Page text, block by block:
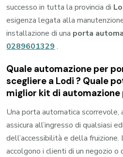
successo in tutta la provincia di
esigenza legata alla
installazione di una porta
0289601329 .
Quale automazione per
scegliere a Lodi ? Quale
miglior kit di automazione
Una porta automatica
assicura all’ingresso di qualsiasi
dell’accessibilità e della fruizione.
accolgono i clienti di un negozio